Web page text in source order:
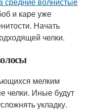
и каре уже
Начать
челки.
мелким
челки. Иные будут
укладку.